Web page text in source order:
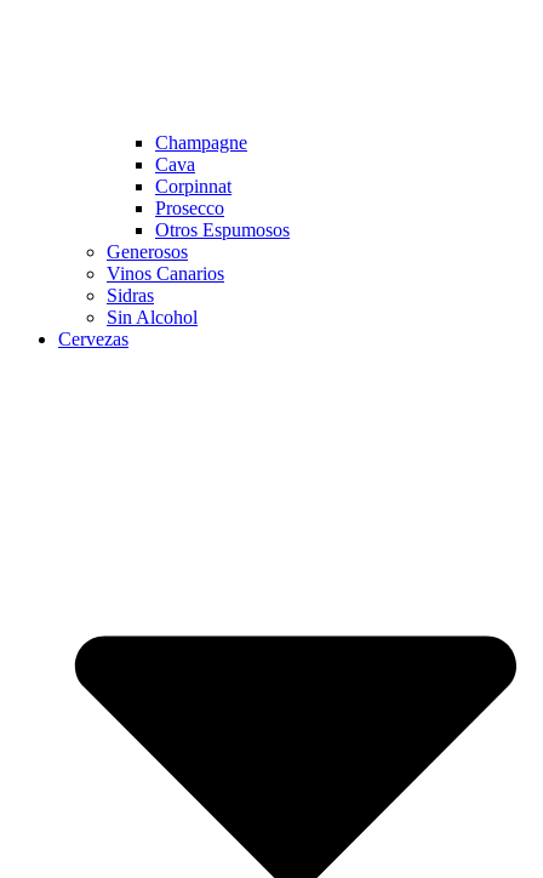
Champagne
Cava
Corpinnat
Prosecco
Otros Espumosos
Generosos
Vinos Canarios
Sidras
Sin Alcohol
Cervezas